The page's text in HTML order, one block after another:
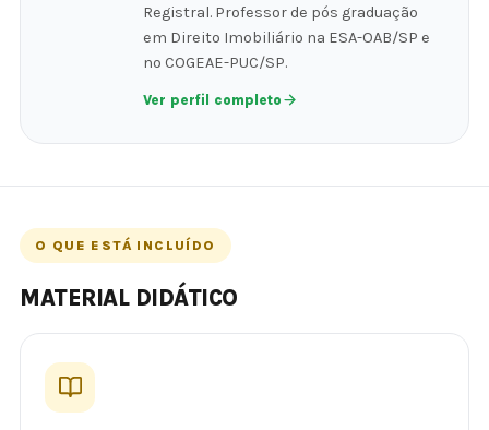
Registral. Professor de pós graduação
em Direito Imobiliário na ESA-OAB/SP e
no COGEAE-PUC/SP.
Ver perfil completo
O QUE ESTÁ INCLUÍDO
MATERIAL DIDÁTICO